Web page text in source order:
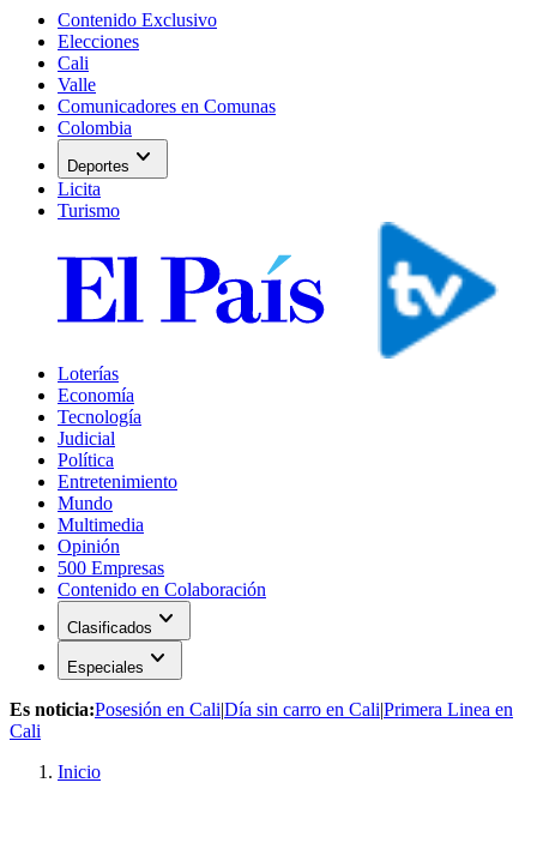
Contenido Exclusivo
Elecciones
Cali
Valle
Comunicadores en Comunas
Colombia
Deportes expand_more
Licita
Turismo
Loterías
Economía
Tecnología
Judicial
Política
Entretenimiento
Mundo
Multimedia
Opinión
500 Empresas
Contenido en Colaboración
Clasificados expand_more
Especiales expand_more
Es noticia:Posesión en Cali|Día sin carro en Cali|Primera Linea en
Cali
Inicio